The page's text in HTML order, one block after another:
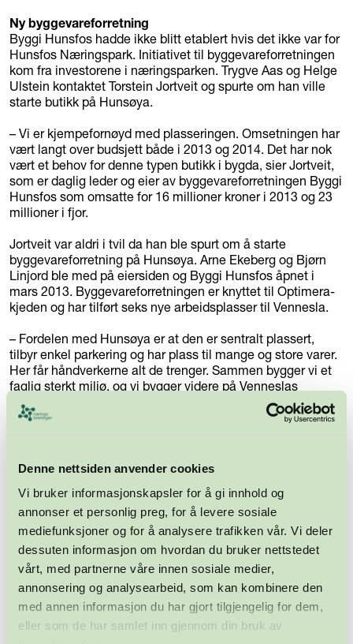
Denne nettsiden anvender cookies
Vi bruker informasjonskapsler for å gi innhold og
annonser et personlig preg, for å levere sosiale
mediefunksjoner og for å analysere trafikken vår. Vi deler
dessuten informasjon om hvordan du bruker nettstedet
vårt, med partnerne våre innen sosiale medier,
annonsering og analysearbeid, som kan kombinere den
med annen informasjon du har gjort tilgjengelig for dem,
eller som de har samlet inn gjennom din bruk av
Ny byggevareforretning
Byggi Hunsfos hadde ikke blitt etablert hvis det ikke var for
Hunsfos Næringspark. Initiativet til byggevareforretningen
kom fra investorene i næringsparken. Trygve Aas og Helge
Ulstein kontaktet Torstein Jortveit og spurte om han ville
starte butikk på Hunsøya.
– Vi er kjempefornøyd med plasseringen. Omsetningen har
vært langt over budsjett både i 2013 og 2014. Det har nok
vært et behov for denne typen butikk i bygda, sier Jortveit,
som er daglig leder og eier av byggevareforretningen Byggi
Hunsfos som omsatte for 16 millioner kroner i 2013 og 23
millioner i fjor.
Jortveit var aldri i tvil da han ble spurt om å starte
byggevareforretning på Hunsøya. Arne Ekeberg og Bjørn
Linjord ble med på eiersiden og Byggi Hunsfos åpnet i
mars 2013. Byggevareforretningen er knyttet til Optimera-
kjeden og har tilført seks nye arbeidsplasser til Vennesla.
– Fordelen med Hunsøya er at den er sentralt plassert,
tilbyr enkel parkering og har plass til mange og store varer.
Her får håndverkerne alt de trenger. Sammen bygger vi et
faglig sterkt miljø, og vi bygger videre på Venneslas
tradisjoner som en håndverkerbygd, sier Jortveit.
og hans kolleger er planen om å etablere enda et
Store vyer
I tillegg til tradisjonelle håndverkerbedriftene, har
oljeleverandørbedriftene NOV og MHWirth leid lokaler i
parken. I det nyrestaurerte verkstedbygget er det til nå
samlet 32 bedrifter i flunkende nye kontorlokaler, blant
annet arkitekt, bank, eiendomsmegler, revisor og
regnskapsfører. Håndverkerklynga er i ferd med å bli noe
langt mer enn en håndverkerklynge.